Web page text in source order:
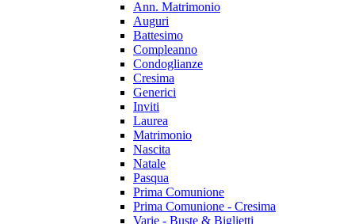
Ann. Matrimonio
Auguri
Battesimo
Compleanno
Condoglianze
Cresima
Generici
Inviti
Laurea
Matrimonio
Nascita
Natale
Pasqua
Prima Comunione
Prima Comunione - Cresima
Varie - Buste & Biglietti